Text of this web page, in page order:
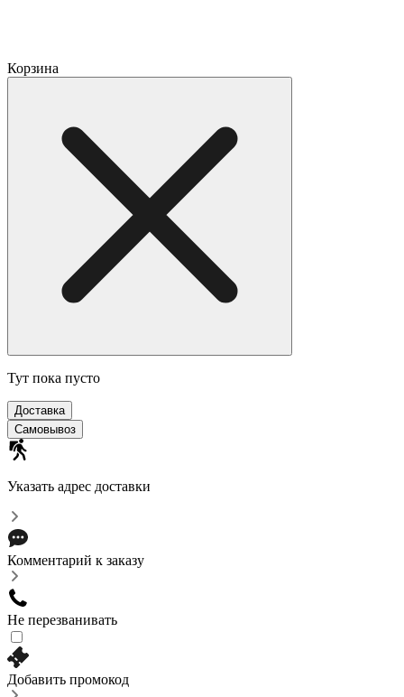
Корзина
Тут пока пусто
Доставка
Самовывоз
Указать адрес доставки
Комментарий к заказу
Не перезванивать
Добавить промокод